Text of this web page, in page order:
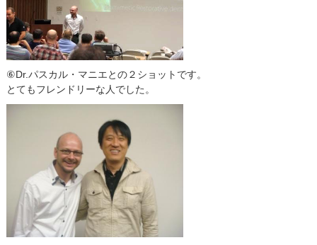
⑥Dr.パスカル・マニエとの２ショットです。
とてもフレンドリーな人でした。